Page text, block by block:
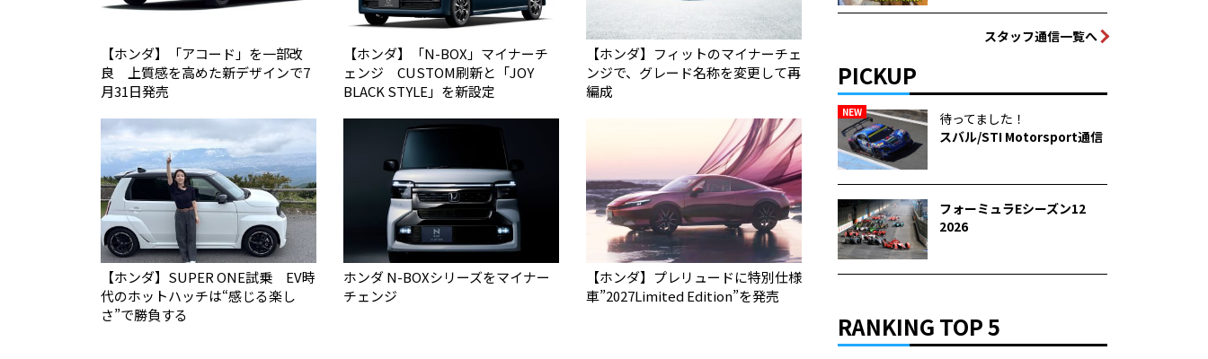
【ホンダ】「アコード」を一部改
良 上質感を高めた新デザインで7
月31日発売
【ホンダ】「N-BOX」マイナーチ
ェンジ CUSTOM刷新と「JOY
BLACK STYLE」を新設定
【ホンダ】フィットのマイナーチェ
ンジで、グレード名称を変更して再
編成
【ホンダ】SUPER ONE試乗 EV時
代のホットハッチは“感じる楽し
さ”で勝負する
ホンダ N-BOXシリーズをマイナー
チェンジ
【ホンダ】プレリュードに特別仕様
車”2027Limited Edition”を発売
スタッフ通信一覧へ
PICKUP
NEW
待ってました！
スバル/STI Motorsport通信
フォーミュラEシーズン12
2026
RANKING TOP 5